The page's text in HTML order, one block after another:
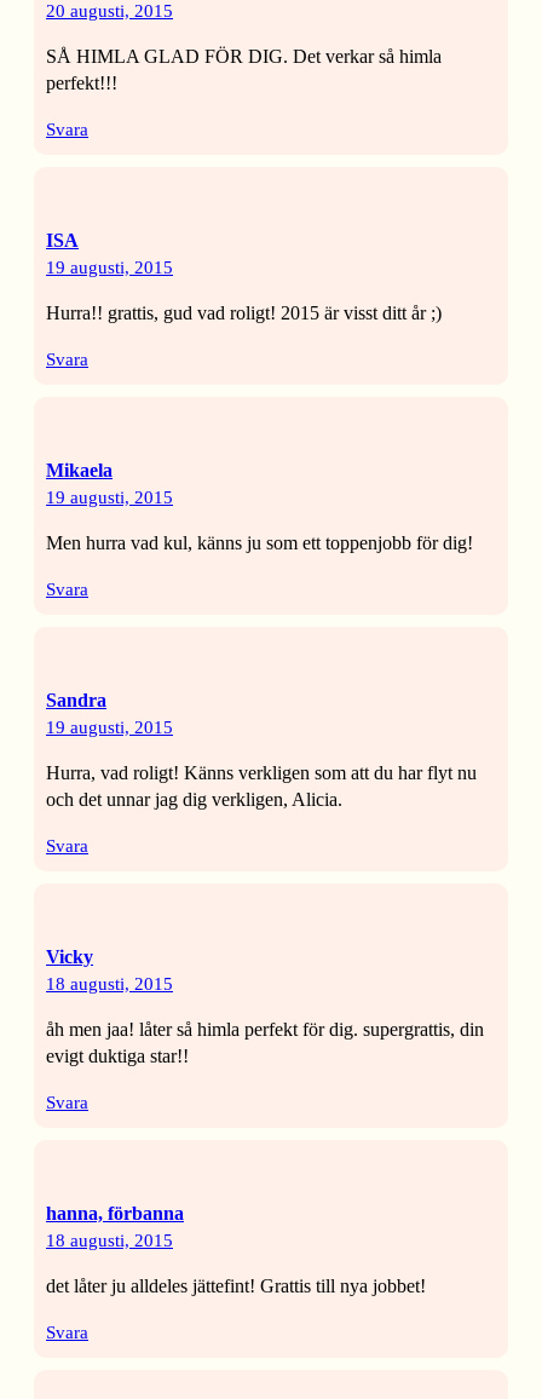
20 augusti, 2015
SÅ HIMLA GLAD FÖR DIG. Det verkar så himla
perfekt!!!
Svara
ISA
19 augusti, 2015
Hurra!! grattis, gud vad roligt! 2015 är visst ditt år ;)
Svara
Mikaela
19 augusti, 2015
Men hurra vad kul, känns ju som ett toppenjobb för dig!
Svara
Sandra
19 augusti, 2015
Hurra, vad roligt! Känns verkligen som att du har flyt nu
och det unnar jag dig verkligen, Alicia.
Svara
Vicky
18 augusti, 2015
åh men jaa! låter så himla perfekt för dig. supergrattis, din
evigt duktiga star!!
Svara
hanna, förbanna
18 augusti, 2015
det låter ju alldeles jättefint! Grattis till nya jobbet!
Svara